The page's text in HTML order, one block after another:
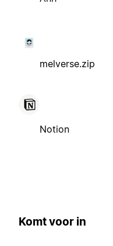
melverse.zip
Notion
Komt voor in